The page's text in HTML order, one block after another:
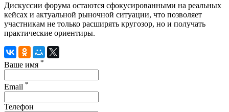
Дискуссии форума остаются сфокусированными на реальных
кейсах и актуальной рыночной ситуации, что позволяет
участникам не только расширять кругозор, но и получать
практические ориентиры.
Ваше имя *
Email *
Телефон